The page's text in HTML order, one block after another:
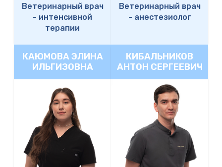
Ветеринарный врач
- интенсивной
терапии
Ветеринарный врач
- анестезиолог
КАЮМОВА ЭЛИНА
ИЛЬГИЗОВНА
КИБАЛЬНИКОВ
АНТОН СЕРГЕЕВИЧ